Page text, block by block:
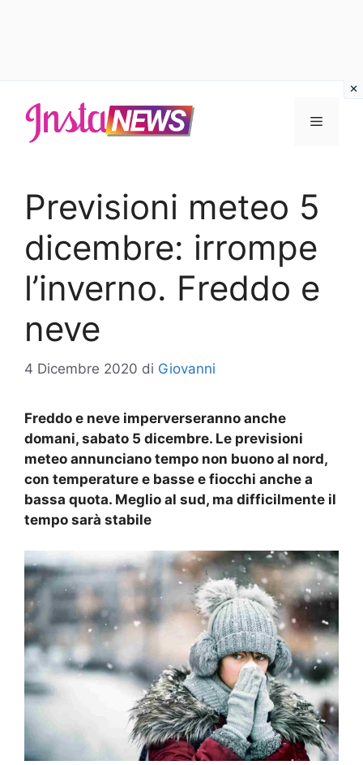
contenuto
Menu
Previsioni meteo 5
dicembre: irrompe
l’inverno. Freddo e
neve
4 Dicembre 2020 di Giovanni
Freddo e neve imperverseranno anche
domani, sabato 5 dicembre. Le previsioni
meteo annunciano tempo non buono al nord,
con temperature e basse e fiocchi anche a
bassa quota. Meglio al sud, ma difficilmente il
tempo sarà stabile